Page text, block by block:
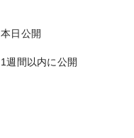
本日公開
1週間以内に公開